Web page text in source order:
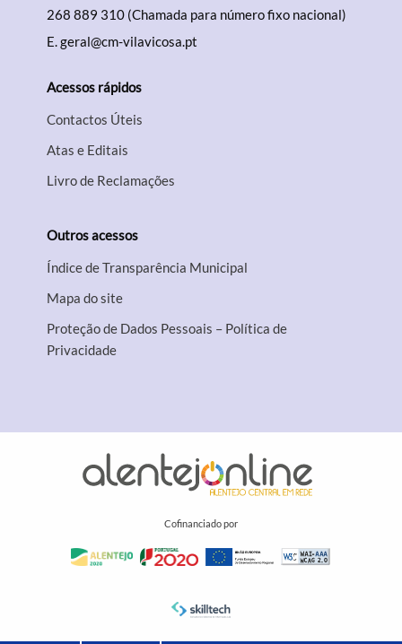
268 889 310 (Chamada para número fixo nacional)
E.geral@cm-vilavicosa.pt
Acessos rápidos
Contactos Úteis
Atas e Editais
Livro de Reclamações
Outros acessos
Índice de Transparência Municipal
Mapa do site
Proteção de Dados Pessoais – Política de
Privacidade
Cofinanciado por